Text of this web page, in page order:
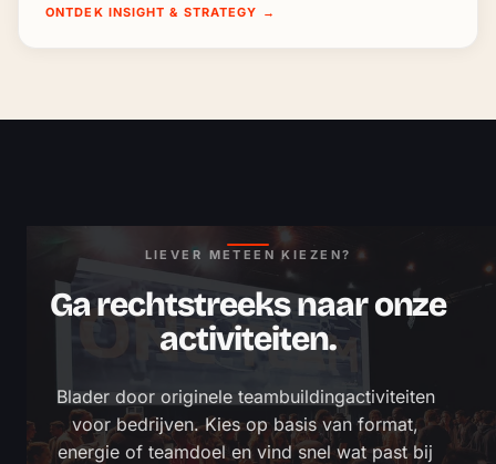
ONTDEK INSIGHT & STRATEGY →
LIEVER METEEN KIEZEN?
Ga rechtstreeks naar onze
activiteiten.
Blader door originele teambuildingactiviteiten
voor bedrijven. Kies op basis van format,
energie of teamdoel en vind snel wat past bij